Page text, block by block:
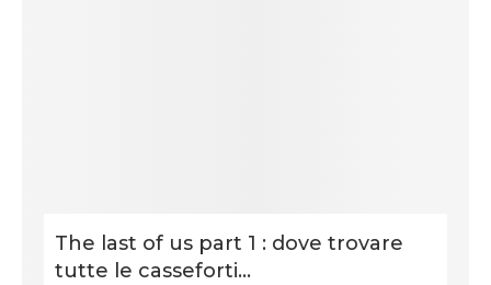
The last of us part 1 : dove trovare
tutte le casseforti...